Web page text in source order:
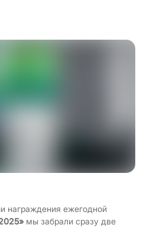
награждения ежегодной
мы забрали сразу две